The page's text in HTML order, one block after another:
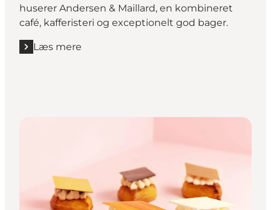
huserer Andersen & Maillard, en kombineret
café, kafferisteri og exceptionelt god bager.
Læs mere
Læs mere "Andersen & Maillard"